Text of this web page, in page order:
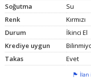
Soğutma
Su
Renk
Kırmızı
Durum
İkinci El
Krediye uygun
Takas
Evet
İlan